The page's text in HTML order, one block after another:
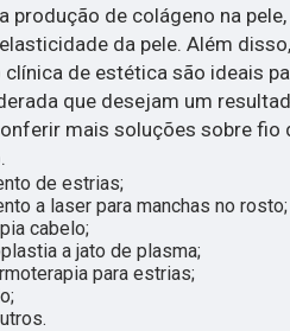
produção de colágeno na
da pele. Além
de estética são ideais
que desejam um
mais soluções sobre fio
de estrias;
a laser para manchas no rosto;
cabelo;
a jato de plasma;
para estrias;